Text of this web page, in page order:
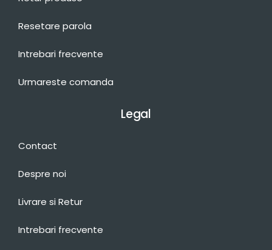
Resetare parola
Intrebari frecvente
Urmareste comanda
Legal
Contact
Despre noi
Livrare si Retur
Intrebari frecvente